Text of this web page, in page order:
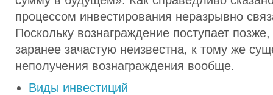
процессом инвестирования неразрывно
Поскольку вознаграждение поступает
заранее зачастую неизвестна, к тому же
неполучения вознаграждения вообще.
Виды инвестиций